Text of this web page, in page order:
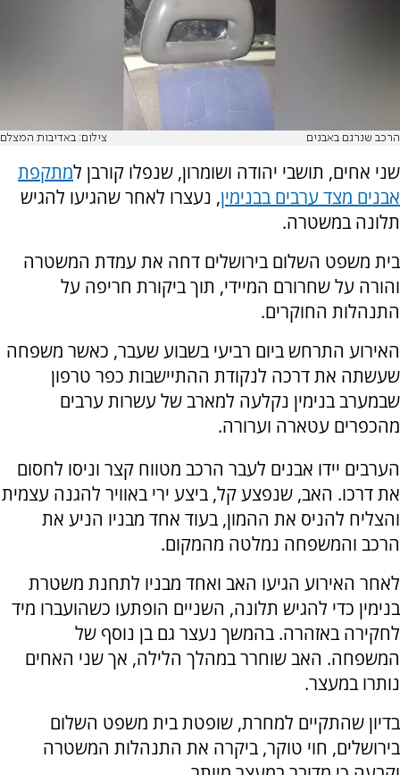
הרכב שנרגם באבנים צילום: באדיבות המצלם
שני אחים, תושבי יהודה ושומרון, שנפלו קורבן למתקפת
אבנים מצד ערבים בבנימין, נעצרו לאחר שהגיעו להגיש
תלונה במשטרה.
בית משפט השלום בירושלים דחה את עמדת המשטרה
והורה על שחרורם המיידי, תוך ביקורת חריפה על
התנהלות החוקרים.
האירוע התרחש ביום רביעי בשבוע שעבר, כאשר משפחה
שעשתה את דרכה לנקודת ההתיישבות כפר טרפון
שבמערב בנימין נקלעה למארב של עשרות ערבים
מהכפרים עטארה וערורה.
הערבים יידו אבנים לעבר הרכב מטווח קצר וניסו לחסום
את דרכו. האב, שנפצע קל, ביצע ירי באוויר להגנה עצמית
והצליח להניס את ההמון, בעוד אחד מבניו הניע את
הרכב והמשפחה נמלטה מהמקום.
לאחר האירוע הגיעו האב ואחד מבניו לתחנת משטרת
בנימין כדי להגיש תלונה, השניים הופתעו כשהועברו מיד
לחקירה באזהרה. בהמשך נעצר גם בן נוסף של
המשפחה. האב שוחרר במהלך הלילה, אך שני האחים
נותרו במעצר.
בדיון שהתקיים למחרת, שופטת בית משפט השלום
בירושלים, חוי טוקר, ביקרה את התנהלות המשטרה